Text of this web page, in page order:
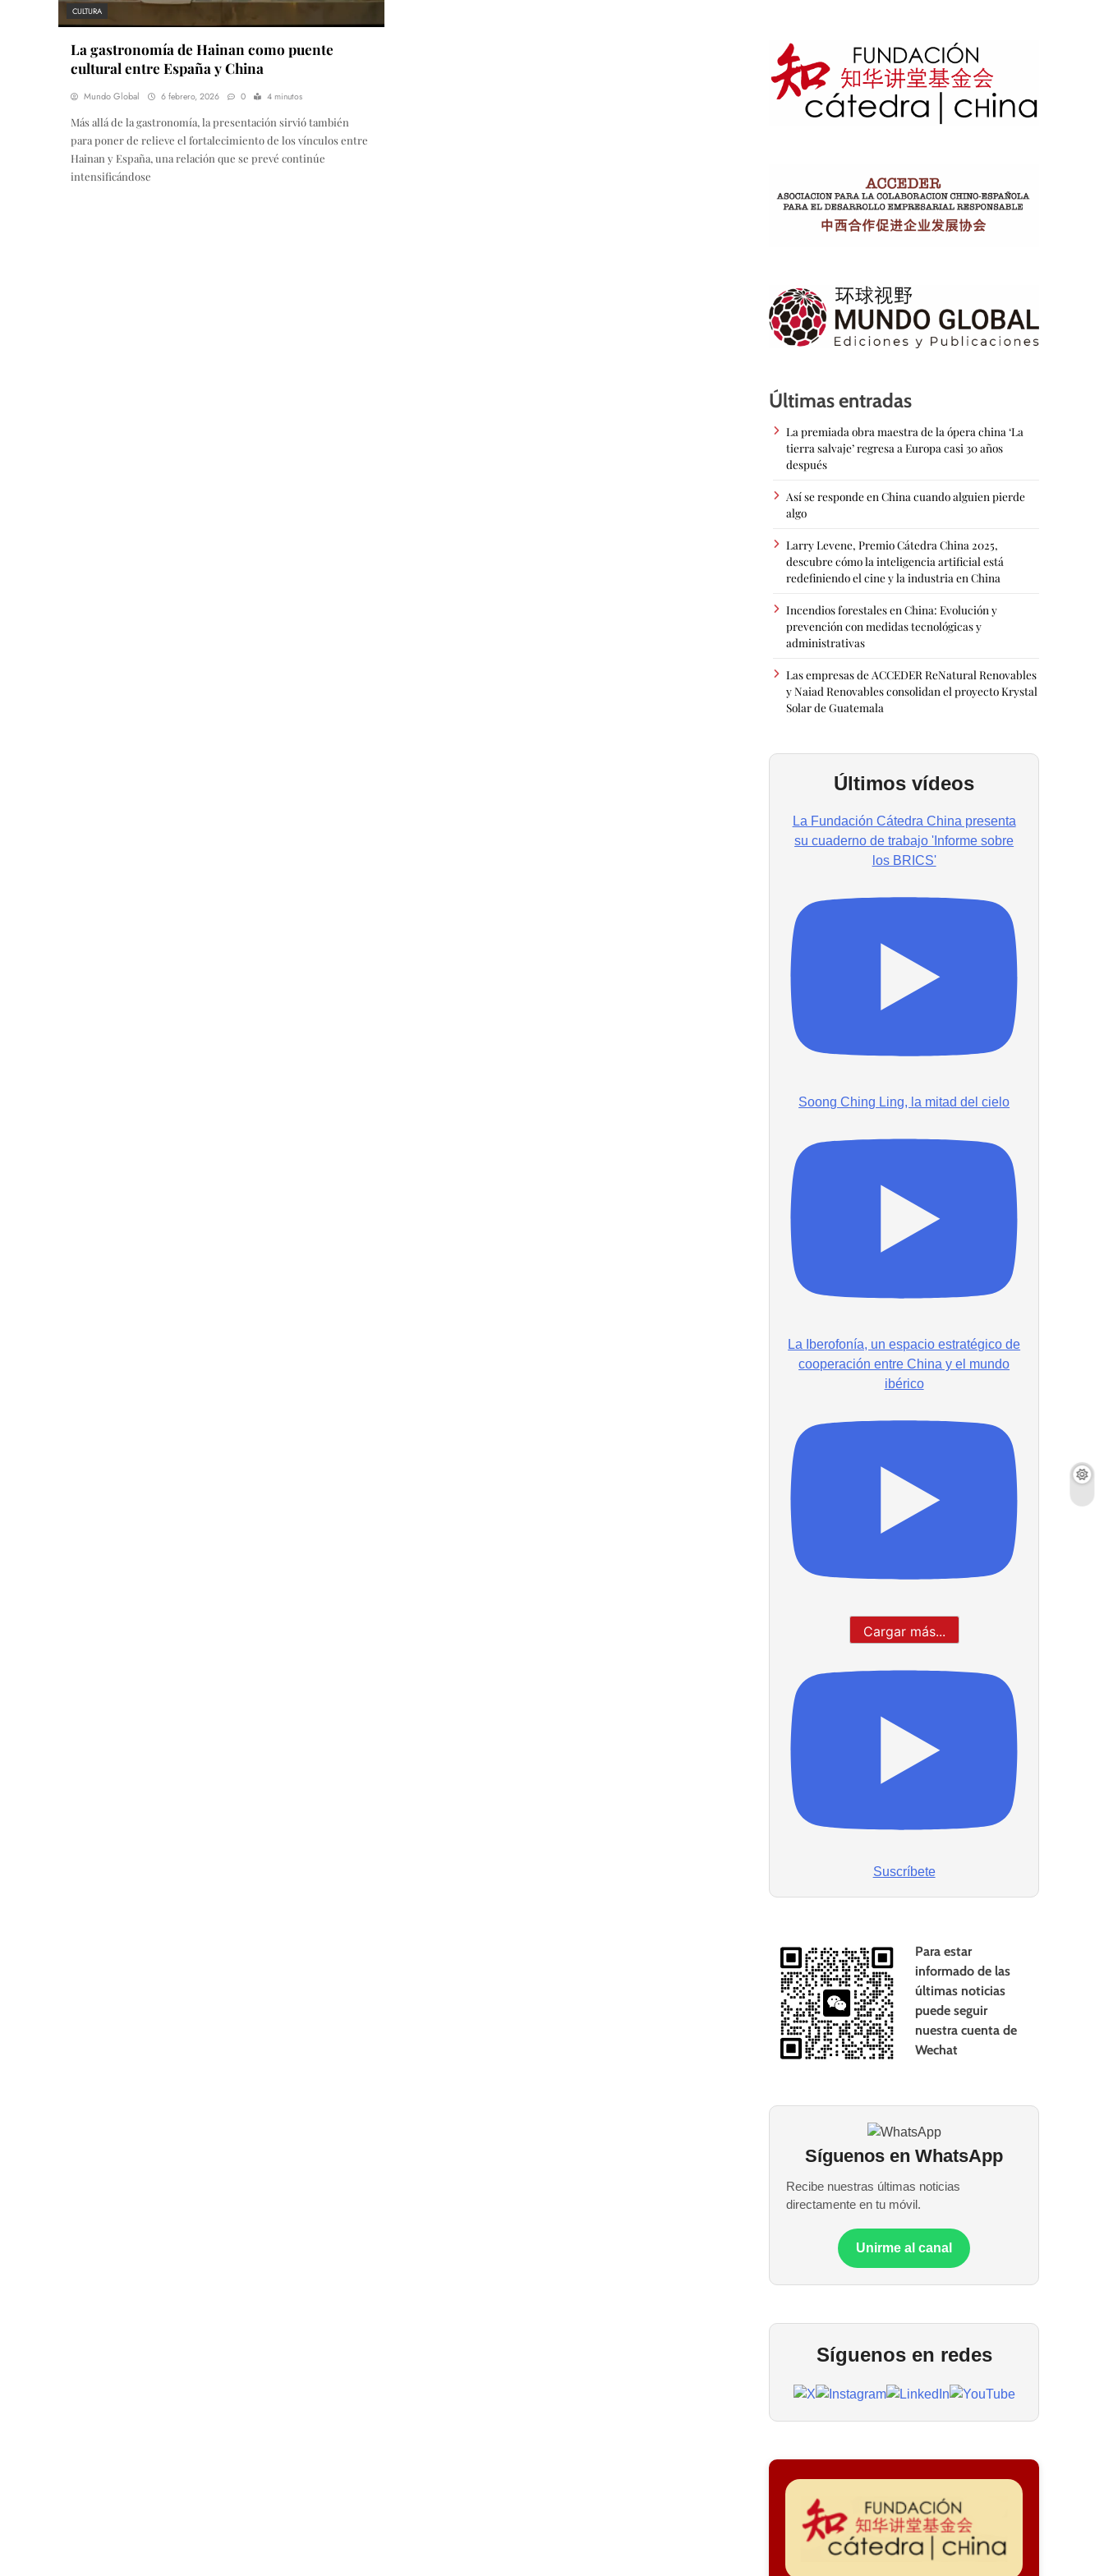
CULTURA
La gastronomía de Hainan como puente
cultural entre España y China
Mundo Global 6 febrero, 2026 0 4 minutos
Más allá de la gastronomía, la presentación sirvió también
para poner de relieve el fortalecimiento de los vínculos entre
Hainan y España, una relación que se prevé continúe
intensificándose
Últimas entradas
La premiada obra maestra de la ópera china ‘La
tierra salvaje’ regresa a Europa casi 30 años
después
Así se responde en China cuando alguien pierde
algo
Larry Levene, Premio Cátedra China 2025,
descubre cómo la inteligencia artificial está
redefiniendo el cine y la industria en China
Incendios forestales en China: Evolución y
prevención con medidas tecnológicas y
administrativas
Las empresas de ACCEDER ReNatural Renovables
y Naiad Renovables consolidan el proyecto Krystal
Solar de Guatemala
Últimos vídeos
La Fundación Cátedra China presenta
su cuaderno de trabajo 'Informe sobre
los BRICS'
Soong Ching Ling, la mitad del cielo
La Iberofonía, un espacio estratégico de
cooperación entre China y el mundo
ibérico
Cargar más...
Suscríbete
Para estar
informado de las
últimas noticias
puede seguir
nuestra cuenta de
Wechat
Síguenos en WhatsApp
Recibe nuestras últimas noticias
directamente en tu móvil.
Unirme al canal
Síguenos en redes